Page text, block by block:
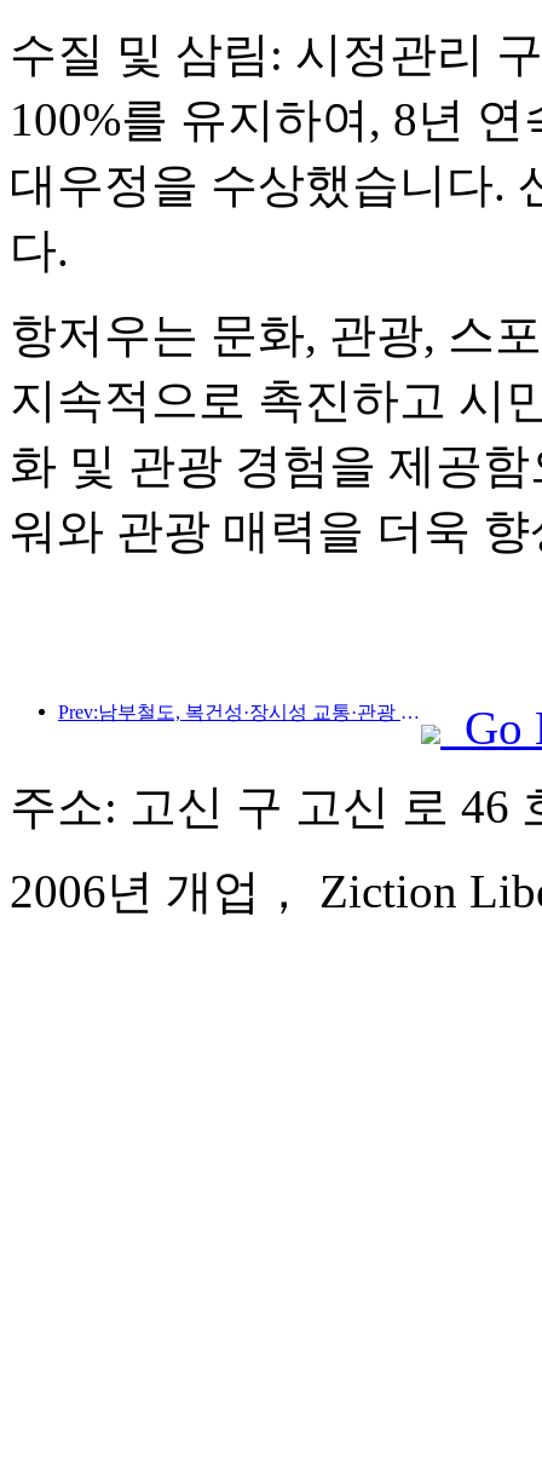
수질 및 삼림: 시정관리
100%를 유지하여, 8년
대우정을 수상했습니다.
다.
항저우는 문화, 관광, 스
지속적으로 촉진하고 시
화 및 관광 경험을 제공
워와 관광 매력을 더욱
Prev:남부철도, 복건성·장시성 교통·관광 통합개발 촉진 위해 신규 승차권 11종 출시
Go
주소: 고신 구 고신 로 46
2006년 개업， Ziction